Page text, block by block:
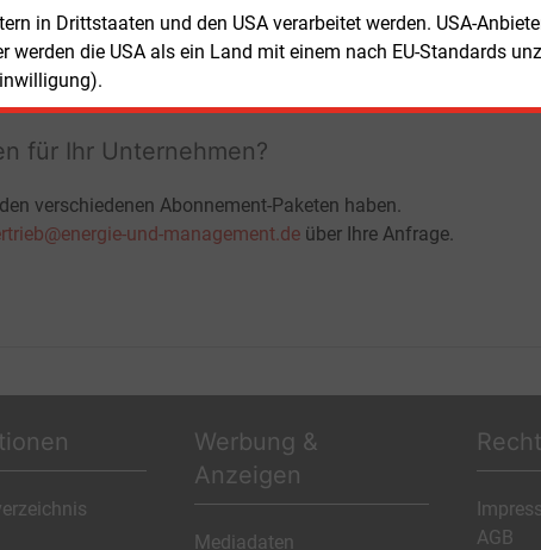
in Drittstaaten und den USA verarbeitet werden. USA-
werden die USA als ein Land mit einem nach EU-Standards
Verlängerung
für Ihr Unternehmen?
verschiedenen Abonnement-Paketen haben.
und-management.de über Ihre Anfrage.
Werbung &
Anzeigen
Mediadaten
AGB